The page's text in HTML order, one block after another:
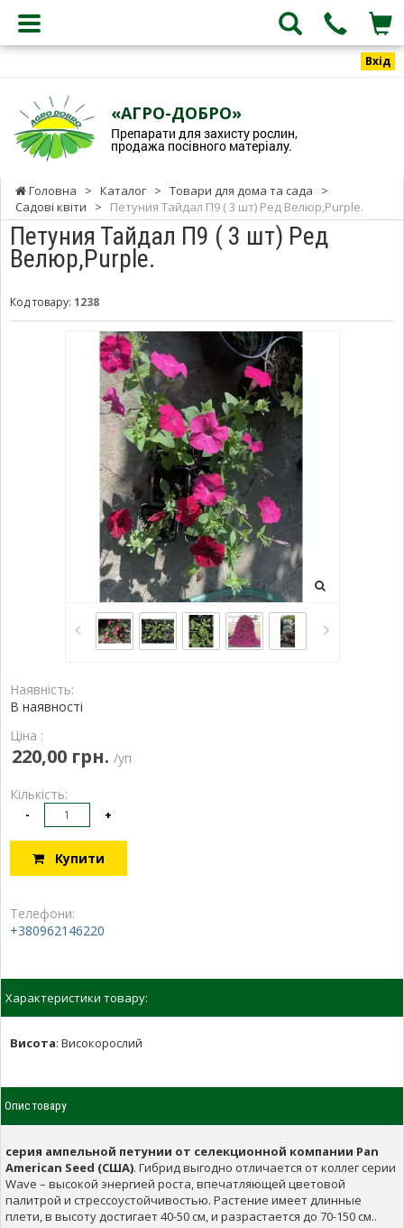
Вхід
«АГРО-ДОБРО»
Препарати для захисту рослин,
продажа посівного матеріалу.
Головна > Каталог > Товари для дома та сада
>
Садові квіти
> Петуния Тайдал П9 ( 3 шт) Ред Велюр,Purple.
Петуния Тайдал П9 ( 3 шт) Ред
Велюр,Purple.
Код товару: 1238
Наявність:
В наявності
Ціна :
220,00 грн. /уп
Кількість:
- +
Купити
Телефони:
+380962146220
Характеристики товару:
Висота: Високорослий
Опис товару
серия ампельной петунии от селекционной компании Pan
American Seed (США). Гибрид выгодно отличается от коллег серии
Wave – высокой энергией роста, впечатляющей цветовой
палитрой и стрессоустойчивостью. Растение имеет длинные
плети, в высоту достигает 40-50 см, и разрастается до 70-150 см..